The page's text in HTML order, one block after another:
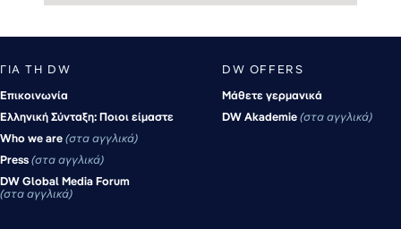
ΓΙΑ ΤΗ DW
Επικοινωνία
Ελληνική Σύνταξη: Ποιοι είμαστε
Who we are στα αγγλικά
Press στα αγγλικά
DW Global Media Forum
στα αγγλικά
DW OFFERS
Μάθετε γερμανικά
DW Akademie στα αγγλικά